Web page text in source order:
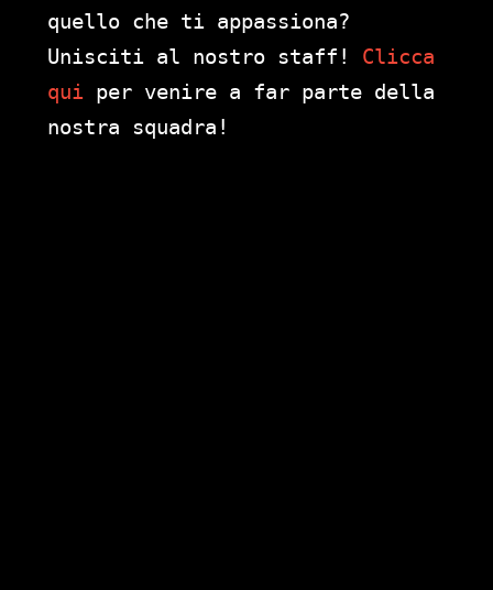
quello che ti appassiona?
Unisciti al nostro staff! Clicca
qui per venire a far parte della
nostra squadra!